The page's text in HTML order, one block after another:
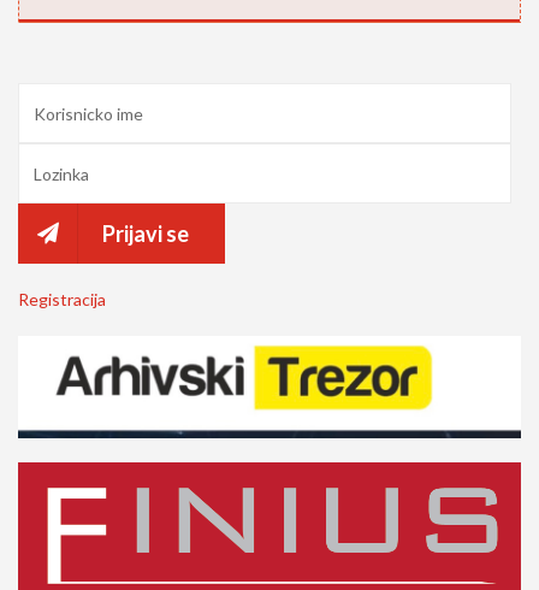
Prijavi se
Registracija